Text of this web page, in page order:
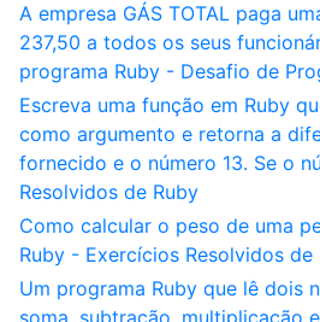
A empresa GÁS TOTAL paga
237,50 a todos os seus
programa Ruby - Desafio de
Escreva uma função em Ruby
como argumento e retorna a
fornecido e o número 13. Se o
Resolvidos de Ruby
Como calcular o peso de uma
Ruby - Exercícios Resolvidos de
Um programa Ruby que lê dois
soma, subtração, multiplicação